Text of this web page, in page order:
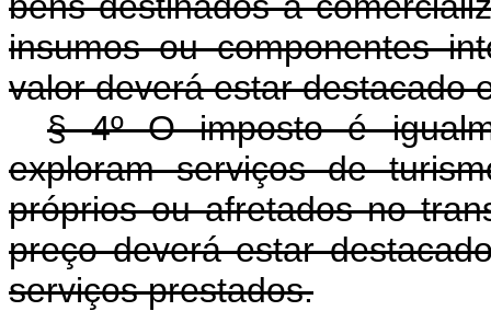
insumos ou componentes
valor deverá estar destacado
§ 4º O imposto é
exploram serviços de
próprios ou afretados no
preço deverá estar
serviços prestados.